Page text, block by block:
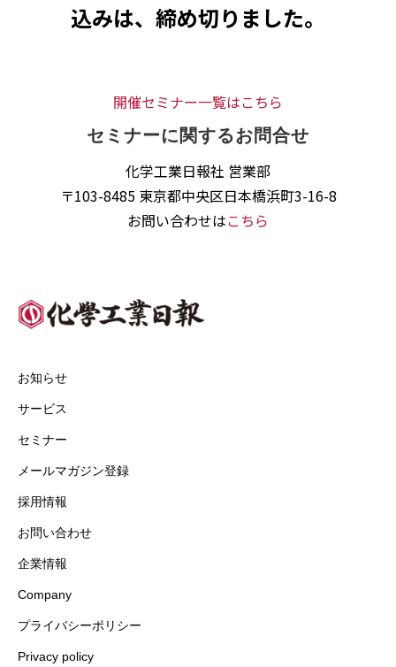
込みは、締め切りました。
開催セミナー一覧はこちら
セミナーに関するお問合せ
化学工業日報社 営業部
〒103-8485 東京都中央区日本橋浜町3-16-8
お問い合わせはこちら
お知らせ
サービス
セミナー
メールマガジン登録
採用情報
お問い合わせ
企業情報
Company
プライバシーポリシー
Privacy policy